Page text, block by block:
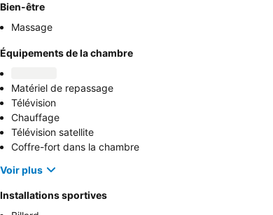
Bien-être
Massage
Équipements de la chambre
Matériel de repassage
Télévision
Chauffage
Télévision satellite
Coffre-fort dans la chambre
Voir plus
Installations sportives